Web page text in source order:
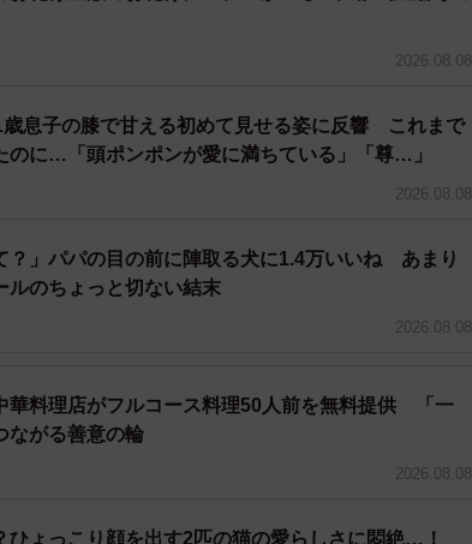
2026.08.08
息子の膝で甘える初めて見せる姿に反響 これまで
のに…「頭ポンポンが愛に満ちている」「尊…」
2026.08.08
？」パパの目の前に陣取る犬に1.4万いいね あまり
ルのちょっと切ない結末
2026.08.08
華料理店がフルコース料理50人前を無料提供 「一
ながる善意の輪
2026.08.08
ひょっこり顔を出す2匹の猫の愛らしさに悶絶…！